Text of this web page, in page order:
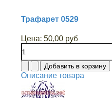
Трафарет 0529
Цена: 50,00 руб
Описание товара